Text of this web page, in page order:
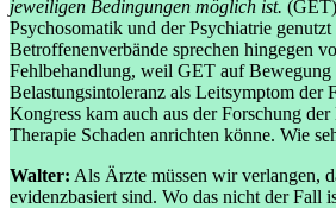
jeweiligen Bedingungen möglich ist.
Psychosomatik und der Psychiatrie
Betroffenenverbände sprechen hingegen
Fehlbehandlung, weil GET auf Bewegung
Belastungsintoleranz als Leitsymptom der
Kongress kam auch aus der Forschung
Therapie Schaden anrichten könne. Wie
Walter: Als Ärzte müssen wir verlangen,
evidenzbasiert sind. Wo das nicht der Fall